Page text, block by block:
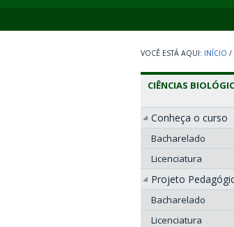
INÍCIO /
CIÊNCIAS
Conheça o curso
Bacharelado
Licenciatura
Projeto
Bacharelado
Licenciatura